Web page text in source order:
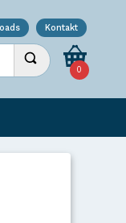
Kontakt
Udfør søgning
0